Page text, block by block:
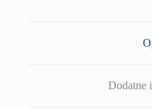
Dodatne